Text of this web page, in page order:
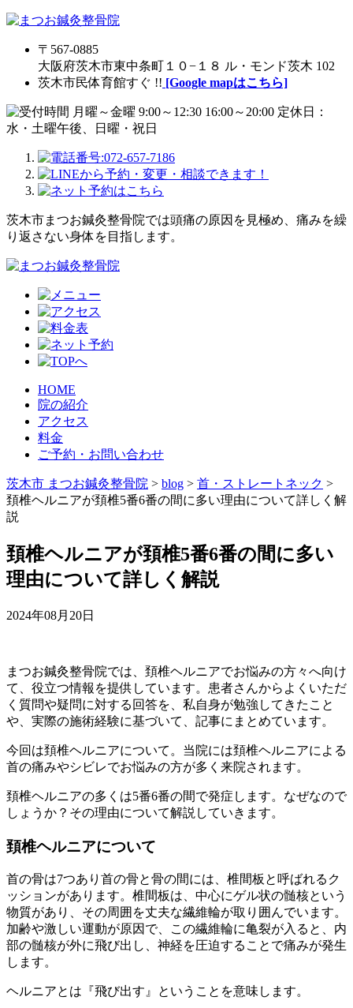
〒567-0885
大阪府茨木市東中条町１０−１８ ル・モンド茨木 102
茨木市民体育館すぐ !! [Google mapはこちら]
茨木市まつお鍼灸整骨院では頭痛の原因を見極め、痛みを繰
り返さない身体を目指します。
HOME
院の紹介
アクセス
料金
ご予約・お問い合わせ
茨木市 まつお鍼灸整骨院 > blog > 首・ストレートネック >
頚椎ヘルニアが頚椎5番6番の間に多い理由について詳しく解
説
頚椎ヘルニアが頚椎5番6番の間に多い
理由について詳しく解説
2024年08月20日
まつお鍼灸整骨院では、頚椎ヘルニアでお悩みの方々へ向け
て、役立つ情報を提供しています。患者さんからよくいただ
く質問や疑問に対する回答を、私自身が勉強してきたこと
や、実際の施術経験に基づいて、記事にまとめています。
今回は頚椎ヘルニアについて。当院には頚椎ヘルニアによる
首の痛みやシビレでお悩みの方が多く来院されます。
頚椎ヘルニアの多くは5番6番の間で発症します。なぜなので
しょうか？その理由について解説していきます。
頚椎ヘルニアについて
首の骨は7つあり首の骨と骨の間には、椎間板と呼ばれるク
ッションがあります。椎間板は、中心にゲル状の髄核という
物質があり、その周囲を丈夫な繊維輪が取り囲んでいます。
加齢や激しい運動が原因で、この繊維輪に亀裂が入ると、内
部の髄核が外に飛び出し、神経を圧迫することで痛みが発生
します。
ヘルニアとは『飛び出す』ということを意味します。